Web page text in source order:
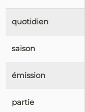
quotidien
saison
émission
partie